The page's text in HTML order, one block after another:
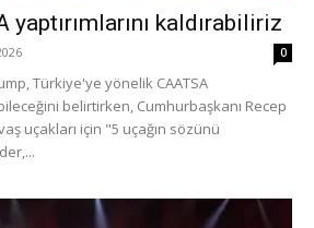
yaptırımlarını kaldırabiliriz
0
Türkiye'ye yönelik CAATSA
belirtirken, Cumhurbaşkanı Recep
uçakları için "5 uçağın sözünü